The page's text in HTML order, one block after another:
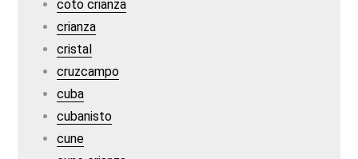
coto crianza
crianza
cristal
cruzcampo
cuba
cubanisto
cune